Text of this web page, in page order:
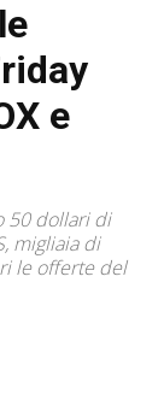
e
50 dollari di
migliaia di
le offerte del